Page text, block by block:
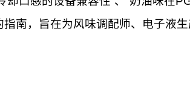
南，旨在为风味调配师、电子液